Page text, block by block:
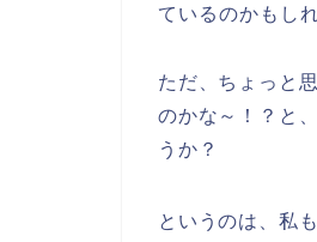
ているのかもし
ただ、ちょっと
のかな～！？と
うか？
というのは、私